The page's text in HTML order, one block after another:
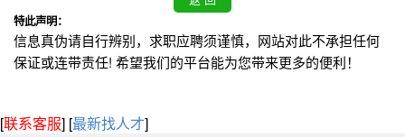
特此声明：
信息真伪请自行辨别，求职应聘须谨慎，网站对此不承担任何
保证或连带责任! 希望我们的平台能为您带来更多的便利！
[联系客服] [最新找人才]